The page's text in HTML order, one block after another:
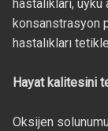
hastalıkları,
konsanstrasyon
hastalıkları
Hayat kalitesini
Oksijen